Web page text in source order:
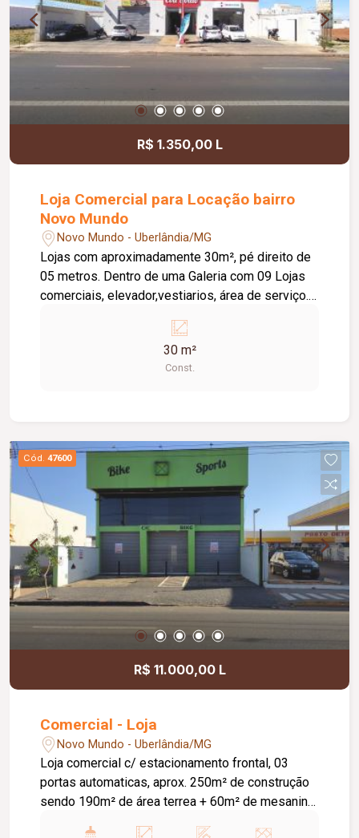
R$ 1.350,00 L
Loja Comercial para Locação bairro
Novo Mundo
Novo Mundo - Uberlândia/MG
Lojas com aproximadamente 30m², pé direito de
05 metros. Dentro de uma Galeria com 09 Lojas
comerciais, elevador,vestiarios, área de serviço. *
30 m²
Const.
Cód. 47600
R$ 11.000,00 L
Comercial - Loja
Novo Mundo - Uberlândia/MG
Loja comercial c/ estacionamento frontal, 03
portas automaticas, aprox. 250m² de construção
sendo 190m² de área terrea + 60m² de mesanino,